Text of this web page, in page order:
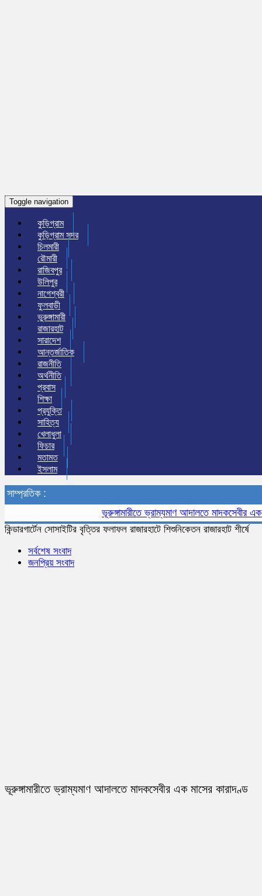
Toggle navigation
কুড়িগ্রাম
কুড়িগ্রাম সদর
চিলমারী
রৌমারী
রাজিবপুর
উলিপুর
নাগেশ্বরী
ফুলবাড়ী
ভুরুঙ্গামারী
রাজারহাট
সারাদেশ
আন্তর্জাতিক
রাজনীতি
অর্থনীতি
প্রবাস
শিক্ষা
প্রযুক্তি
সাহিত্য
খেলাধুলা
ফিচার
মতামত
ইসলাম
সাম্প্রতিক :
ভূরুঙ্গামারীতে ভ্রাম্যমাণ আদালতে মাদকসেবীর এক
কিন্ডারগার্টেন সোসাইটির বৃত্তির ফলাফল রাজারহাটে শিশুনিকেতন রাজারহাট শীর্ষে
সর্বশেষ সংবাদ
জনপ্রিয় সংবাদ
ভূরুঙ্গামারীতে ভ্রাম্যমাণ আদালতে মাদকসেবীর এক মাসের কারাদণ্ড